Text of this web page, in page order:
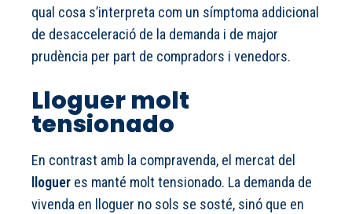
qual cosa s’interpreta com un símptoma addicional
de desacceleració de la demanda i de major
prudència per part de compradors i venedors.
Lloguer molt
tensionado
En contrast amb la compravenda, el mercat del
lloguer es manté molt tensionado. La demanda de
vivenda en lloguer no sols se sosté, sinó que en